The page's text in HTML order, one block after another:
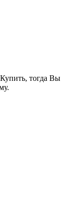
тогда Вы